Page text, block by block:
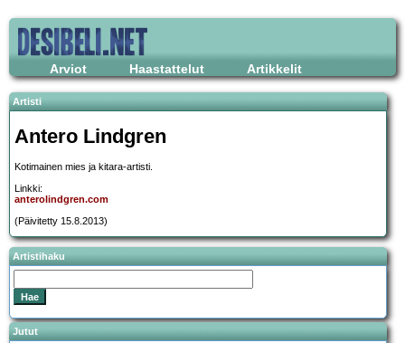
Arviot Haastattelut Artikkelit
Artisti
Antero Lindgren
Kotimainen mies ja kitara-artisti.
Linkki:
anterolindgren.com
(Päivitetty 15.8.2013)
Artistihaku
Jutut